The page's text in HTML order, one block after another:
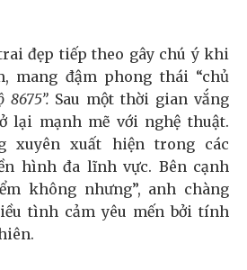
đẹp tiếp theo gây chú ý khi
mang đậm phong thái “chủ
8675”. Sau một thời gian vắng
lại mạnh mẽ với nghệ thuật.
xuyên xuất hiện trong các
hình đa lĩnh vực. Bên cạnh
không nhưng”, anh chàng
tình cảm yêu mến bởi tính